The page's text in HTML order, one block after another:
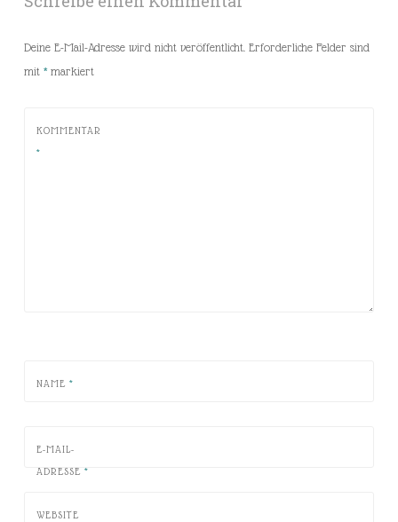
Deine E-Mail-Adresse wird nicht veröffentlicht. Erforderliche Felder sind
mit *markiert
KOMMENTAR
*
NAME *
E-MAIL-
ADRESSE *
WEBSITE